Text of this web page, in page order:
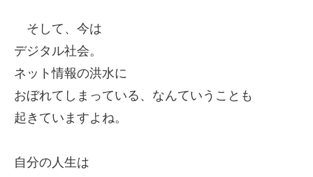
そして、今は
デジタル社会。
ネット情報の洪水に
おぼれてしまっている、なんていうことも
起きていますよね。
自分の人生は